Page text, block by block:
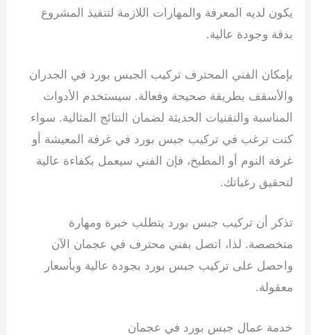
يكون لديه المعرفة والمهارات اللازمة لتنفيذ المشروع
بدقة وجودة عالية.
بإمكان الفني المحترف تركيب الجبس بورد في الجدران
والأسقف بطريقة صحيحة وفعالة. سيستخدم الأدوات
المناسبة والتقنيات الحديثة لضمان النتائج المثالية. سواء
كنت ترغب في تركيب جبس بورد في غرفة المعيشة أو
غرفة النوم أو المطبخ، فإن الفني سيعمل بكفاءة عالية
لتحقيق رغباتك.
تذكر أن تركيب جبس بورد يتطلب خبرة ومهارة
متخصصة. لذا، اتصل بفني محترف في عجمان الآن
واحصل على تركيب جبس بورد بجودة عالية وبأسعار
معقولة.
خدمة عمال جبس بورد في عجمان